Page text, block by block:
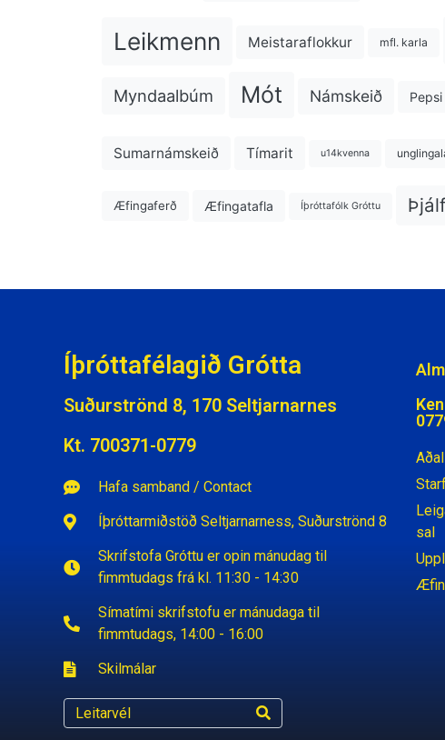
Leikmenn Meistaraflokkur mfl. karla
Myndaalbúm Mót Námskeið
Sumarnámskeið Tímarit u14kvenna
Æfingaferð Æfingatafla Íþróttafólk Gróttu
Íþróttafélagið Grótta
Suðurströnd 8, 170 Seltjarnarnes
Kt. 700371-0779
Hafa samband / Contact
Íþróttarmiðstöð Seltjarnarness, Suðurströnd 8
Skrifstofa Gróttu er opin mánudag til
fimmtudags frá kl. 11:30 - 14:30
Símatími skrifstofu er mánudaga til
fimmtudags, 14:00 - 16:00
Skilmálar
sal